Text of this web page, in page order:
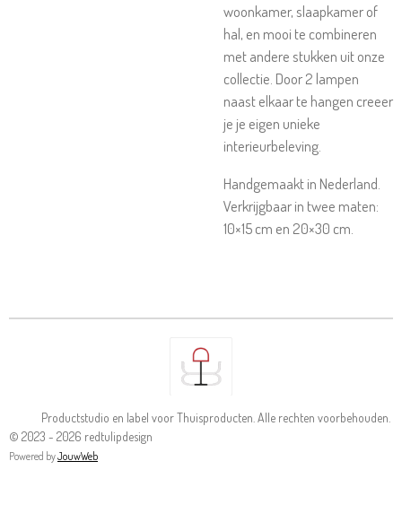
woonkamer, slaapkamer of
hal, en mooi te combineren
met andere stukken uit onze
collectie. Door 2 lampen
naast elkaar te hangen creeer
je je eigen unieke
interieurbeleving.
Handgemaakt in Nederland.
Verkrijgbaar in twee maten:
10×15 cm en 20×30 cm.
Productstudio en label voor Thuisproducten. Alle rechten voorbehouden.
© 2023 - 2026 redtulipdesign
Powered byJouwWeb